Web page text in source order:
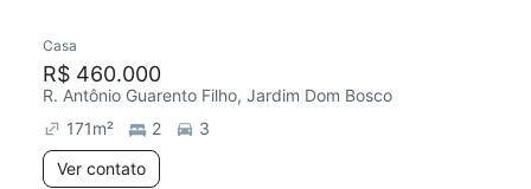
Casa
R$ 460.000
R. Antônio Guarento Filho, Jardim Dom Bosco
171m² 2
3
Ver contato